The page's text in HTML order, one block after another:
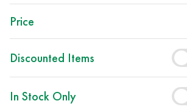
Price
Discounted Items
In Stock Only